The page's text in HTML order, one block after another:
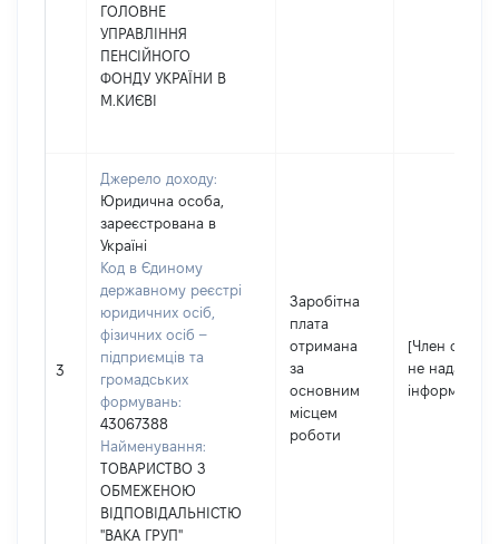
ГОЛОВНЕ
УПРАВЛІННЯ
ПЕНСІЙНОГО
ФОНДУ УКРАЇНИ В
М.КИЄВІ
3
Джерело доходу:
Юридична особа,
зареєстрована в
Україні
Код в Єдиному
державному реєстрі
юридичних осіб,
фізичних осіб –
підприємців та
громадських
формувань:
43067388
Найменування:
ТОВАРИСТВО З
ОБМЕЖЕНОЮ
ВІДПОВІДАЛЬНІСТЮ
"ВАКА ГРУП"
Заробітна
плата
отримана
за
основним
місцем
роботи
[Член сім'ї
не надав
інформацію]